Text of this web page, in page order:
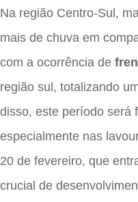
Na região Centro-Sul,
mais de chuva em
com a ocorrência de
região sul, totalizando
disso, este período será
especialmente nas
20 de fevereiro, que
crucial de